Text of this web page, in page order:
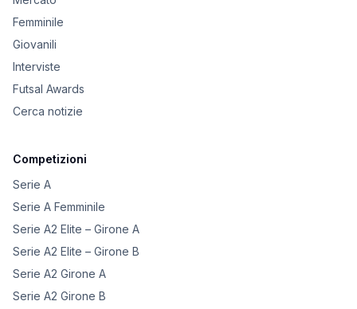
Femminile
Giovanili
Interviste
Futsal Awards
Cerca notizie
Competizioni
Serie A
Serie A Femminile
Serie A2 Elite – Girone A
Serie A2 Elite – Girone B
Serie A2 Girone A
Serie A2 Girone B